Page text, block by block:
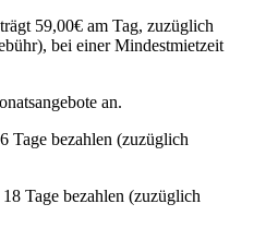
59,00€ am Tag, zuzüglich
bei einer Mindestmietzeit
an.
Tage bezahlen (zuzüglich
Tage bezahlen (zuzüglich